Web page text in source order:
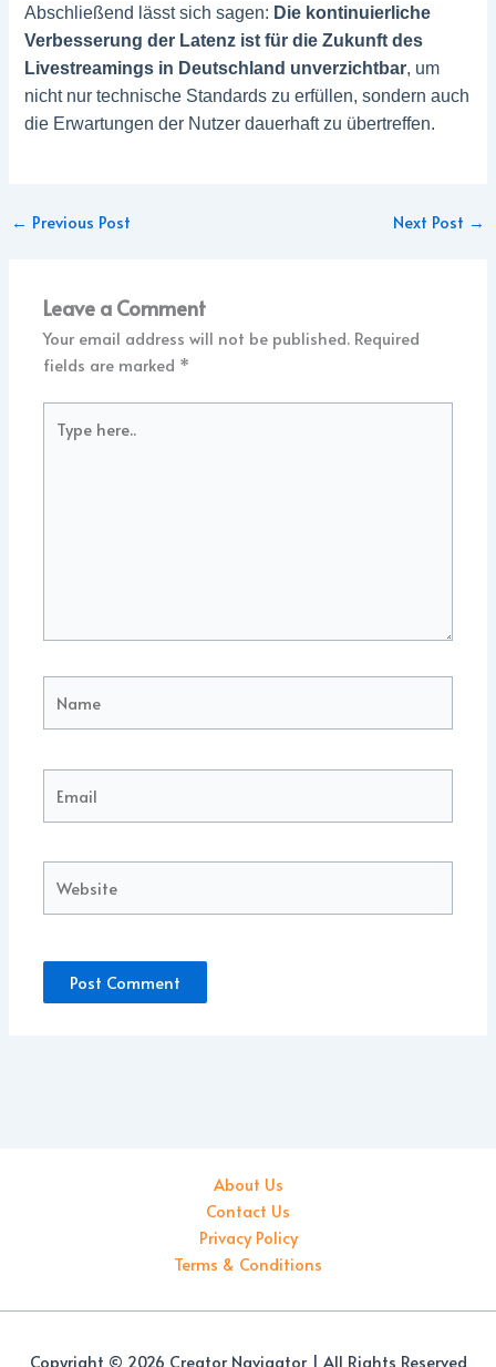
Abschließend lässt sich sagen: Die kontinuierliche
Verbesserung der Latenz ist für die Zukunft des
Livestreamings in Deutschland unverzichtbar, um
nicht nur technische Standards zu erfüllen, sondern auch
die Erwartungen der Nutzer dauerhaft zu übertreffen.
← Previous Post Next Post →
Leave a Comment
Your email address will not be published. Required
fields are marked *
here..
About Us
Contact Us
Privacy Policy
Terms & Conditions
Copyright © 2026 Creator Navigator | All Rights Reserved